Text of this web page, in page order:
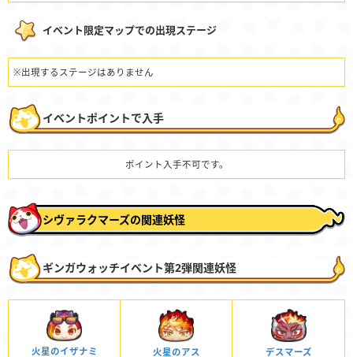
イベント限定マップでの出現ステージ
※出現するステージはありません
イベントポイントで入手
ポイント入手不可です。
シヴァラクマーズの関連妖怪
ギンガウォッチイベント第2弾関連妖怪
火星のイザナミ 火星のアス デスマーズ